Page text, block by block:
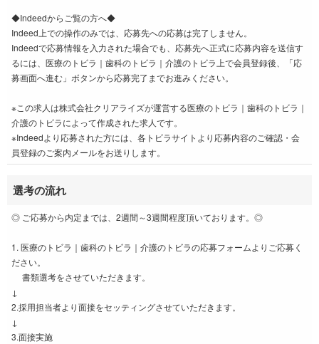
◆Indeedからご覧の方へ◆
Indeed上での操作のみでは、応募先への応募は完了しません。
Indeedで応募情報を入力された場合でも、応募先へ正式に応募内容を送信す
るには、医療のトビラ｜歯科のトビラ｜介護のトビラ上で会員登録後、「応
募画面へ進む」ボタンから応募完了までお進みください。
※この求人は株式会社クリアライズが運営する医療のトビラ｜歯科のトビラ｜
介護のトビラによって作成された求人です。
※Indeedより応募された方には、各トビラサイトより応募内容のご確認・会
員登録のご案内メールをお送りします。
選考の流れ
◎ ご応募から内定までは、2週間～3週間程度頂いております。◎
1. 医療のトビラ｜歯科のトビラ｜介護のトビラの応募フォームよりご応募く
ださい。
書類選考をさせていただきます。
↓
2.採用担当者より面接をセッティングさせていただきます。
↓
3.面接実施